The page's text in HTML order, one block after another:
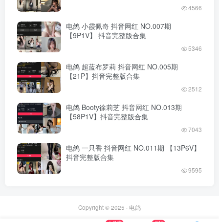
4566
电鸽 小霞佩奇 抖音网红 NO.007期
【9P1V】 抖音完整版合集
5346
电鸽 超蓝布罗莉 抖音网红 NO.005期
【21P】抖音完整版合集
2512
电鸽 Booty徐莉芝 抖音网红 NO.013期
【58P1V】抖音完整版合集
7043
电鸽 一只香 抖音网红 NO.011期 【13P6V】
抖音完整版合集
9595
Copyright © 2025 · 电鸽